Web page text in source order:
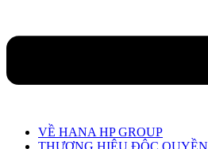
VỀ HANA HP GROUP
THƯƠNG HIỆU ĐỘC QUYỀN